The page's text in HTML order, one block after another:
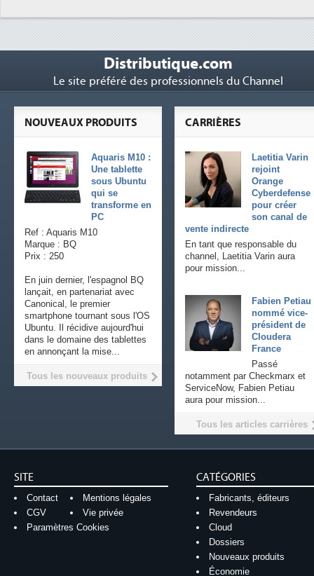
Distributique.com
Le site préféré des professionnels du Channel
CARRIÈRES
Laetitia Varin
rejoint
Orange
Cyberdefense
pour créer
son canal de
vente indirecte
En tant que responsable du
channel, Laetitia Varin aura
pour mission...
Fabien Petiau
nommé vice-
président de
Cloudera
France
Passé
notamment par Checkmarx et
ServiceNow, Fabien Petiau
aura pour mission...
Tous les articles carrières
NOUVEAUX PRODUITS
Aquaris M10 :
Une tablette
sous Ubuntu
qui se
transforme en
PC
Ref : Aquaris M10
Marque : BQ
Prix : 250
En juin dernier, l'espagnol BQ
lançait, en partenariat avec
Canonical, le premier
smartphone tournant sous l'OS
Ubuntu. Il récidive aujourd'hui
dans le domaine des tablettes
en annonçant la mise...
Tous les nouveaux produits
SITE
Contact
Mentions légales
CGV
Vie privée
Paramètres Cookies
CATÉGORIES
Fabricants, éditeurs
Revendeurs
Cloud
Dossiers
Nouveaux produits
Économie